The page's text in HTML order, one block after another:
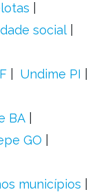
social
Undime PI
BA
GO
municípios